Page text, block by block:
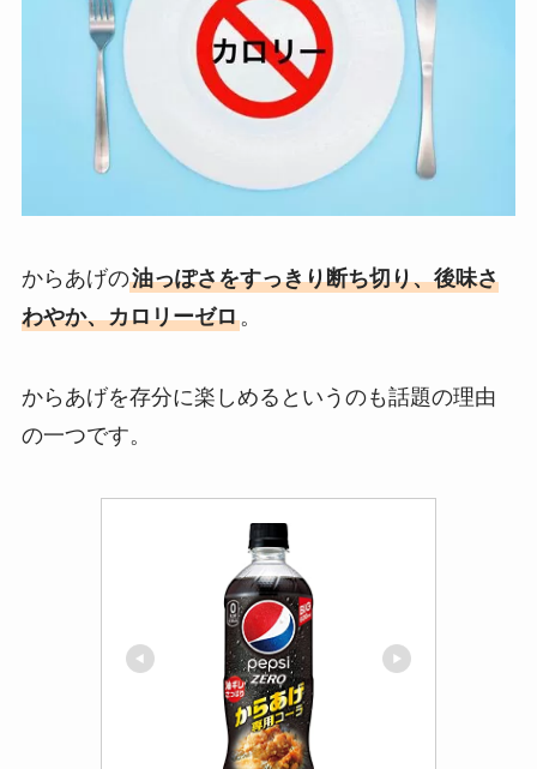
からあげの油っぽさをすっきり断ち切り、後味さ
わやか、カロリーゼロ。
からあげを存分に楽しめるというのも話題の理由
の一つです。